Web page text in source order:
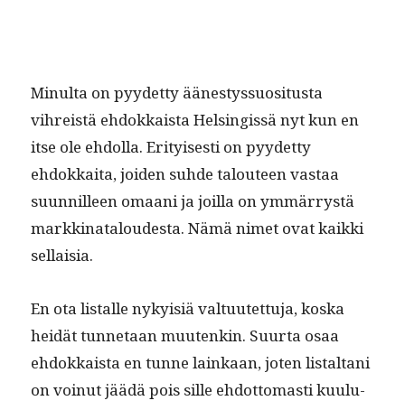
Min­ul­ta on pyy­det­ty äänestys­su­osi­tus­ta
vihreistä ehdokkaista Helsingis­sä nyt kun en
itse ole ehdol­la. Eri­tyis­es­ti on pyy­det­ty
ehdokkai­ta, joiden suhde talouteen vas­taa
suun­nilleen omaani ja joil­la on ymmär­rystä
markki­na­t­aloud­es­ta. Nämä nimet ovat kaik­ki
sellaisia.
En ota listalle nyky­isiä val­tu­utet­tu­ja, kos­ka
hei­dät tun­netaan muutenkin. Suur­ta osaa
ehdokkaista en tunne lainkaan, joten listal­tani
on voin­ut jäädä pois sille ehdot­tomasti kuu­lu­